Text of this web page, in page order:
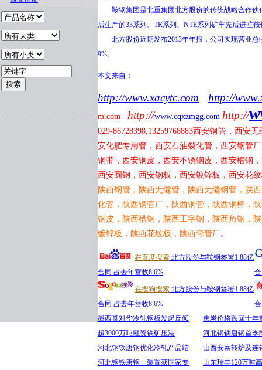
鞍钢集团是北重集团北方股份的传统战略合作伙
后生产的33系列、TR系列、NTE系列矿车先后进驻
北方股份近期发布2013年年报，公司实现营业总
9%。
本文来自：
http://www.xacytc.com http://
m.com http://www.cqxzmgg.com http://
029-86728398,13259768883西安钢管，西安无
安化肥专用管，西安石油裂化管，西安钢管
铜带，西安铜皮，西安不锈钢皮，西安槽钢
西安圆钢，西安钢板，西安镀锌板，西安花
陕西钢管，陕西无缝管，陕西无缝钢管，陕
化管，陕西钢管厂，陕西铜管，陕西铜棒，
钢皮，陕西槽钢，陕西工字钢，陕西角钢，
镀锌板，陕西花纹板，陕西弯管厂。
在百度搜索 北方股份与鞍钢签署1.88亿
合同 占去年营收8.6%
在搜狗搜索 北方股份与鞍钢签署1.88亿
合同 占去年营收8.6%
墨西哥对华冷轧钢板发起反倾
超3000万吨融资铁矿压港
河北钢铁唐钢优化冷轧产品结
河北钢铁唐钢一装置获国家专
焦炭价格跌回十年
河北钢铁唐钢首季
山西安泰转炉及连
山东瑞丰120万吨